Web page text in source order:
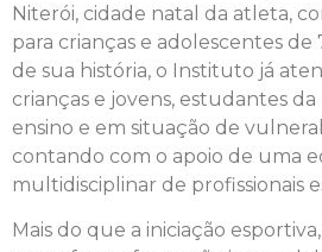
Niterói, cidade natal da atleta,
para crianças e adolescentes de
de sua história, o Instituto já
crianças e jovens, estudantes da
ensino e em situação de
contando com o apoio de uma
multidisciplinar de profissionais
Mais do que a iniciação